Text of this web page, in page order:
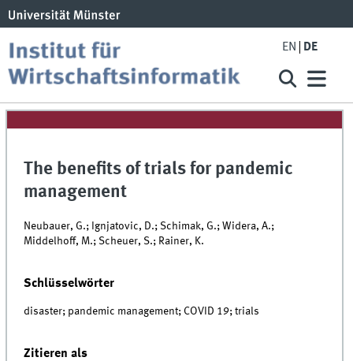
EN DE
The benefits of trials for pandemic
management
Neubauer, G.; Ignjatovic, D.; Schimak, G.; Widera, A.;
Middelhoff, M.; Scheuer, S.; Rainer, K.
Schlüsselwörter
disaster; pandemic management; COVID 19; trials
Zitieren als